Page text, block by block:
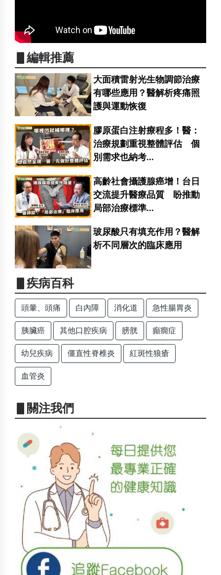
▋編輯推薦
大面積雷射光生物調節治療
有哪些應用？醫解析疼痛照
護與運動恢復
膠原蛋白注射療程多！醫：
治療規劃重視整體評估 個
別需求也納考...
高齡社會攝護腺癌增！台日
交流提升醫療品質 盼推動
局部治療標準...
玻尿酸只有填充作用？醫解
析不同層次的臨床應用
▋疾病百科
頭暈、頭痛 白內障 消化道 急性腸胃炎
胰臟癌 其他口腔疾病 膀胱 癲癇症
幼兒疾病 僵直性脊椎炎 紅斑性狼瘡
血管炎
▋關注我們